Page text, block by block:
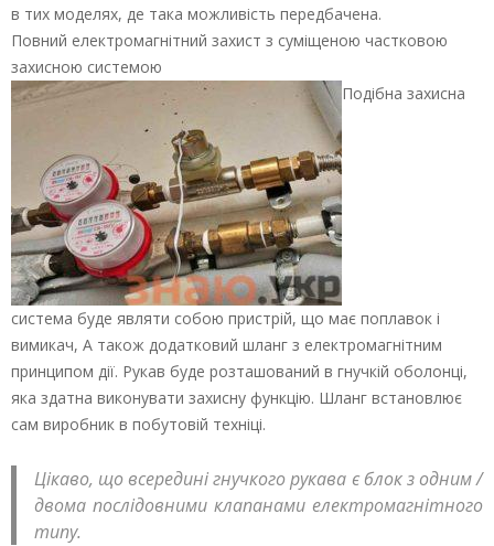
в тих моделях, де така можливість передбачена.
Повний електромагнітний захист з суміщеною частковою
захисною системою
Подібна захисна
система буде являти собою пристрій, що має поплавок і
вимикач, А також додатковий шланг з електромагнітним
принципом дії. Рукав буде розташований в гнучкій оболонці,
яка здатна виконувати захисну функцію. Шланг встановлює
сам виробник в побутовій техніці.
Цікаво, що всередині гнучкого рукава є блок з одним /
двома послідовними клапанами електромагнітного
типу.